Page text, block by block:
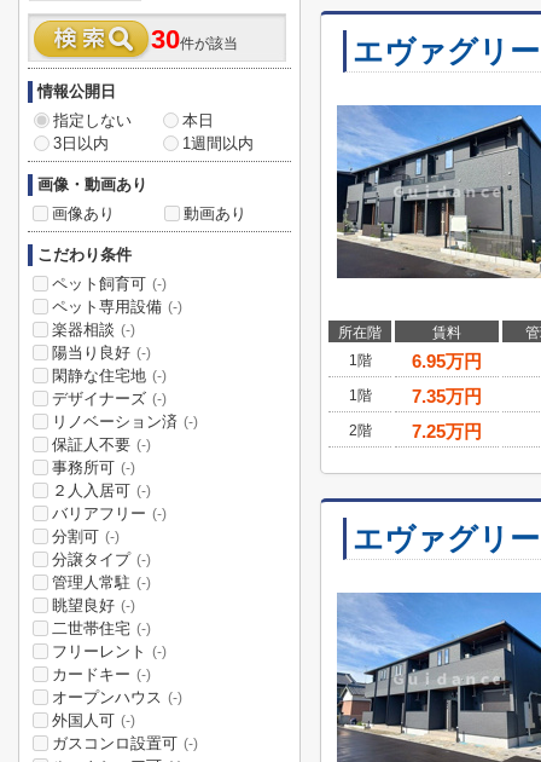
エヴァグリ
所在階 賃料
1階
6.95万円
1階 7.35万円
2階 7.25万円
エヴァグリ
30件が該当
情報公開日
指定しない
本日
3日以内
1週間以内
画像・動画あり
画像あり
動画あり
こだわり条件
ペット飼育可 (-)
ペット専用設備 (-)
楽器相談 (-)
陽当り良好 (-)
閑静な住宅地 (-)
デザイナーズ (-)
リノベーション済 (-)
保証人不要 (-)
事務所可 (-)
２人入居可 (-)
バリアフリー (-)
分割可 (-)
分譲タイプ (-)
管理人常駐 (-)
眺望良好 (-)
二世帯住宅 (-)
フリーレント (-)
カードキー (-)
オープンハウス (-)
外国人可 (-)
ガスコンロ設置可 (-)